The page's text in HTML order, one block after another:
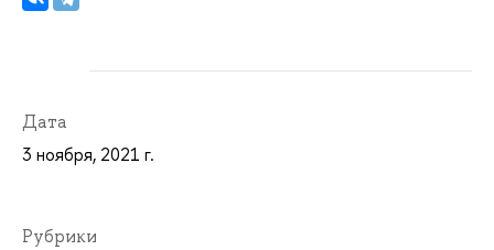
Дата
3 ноября, 2021 г.
Рубрики